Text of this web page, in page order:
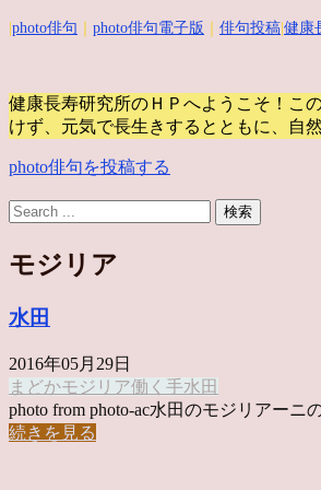
photo俳句 photo俳句電子版 俳句投稿 健康
健康長寿研究所のＨＰへようこそ！こ
けず、元気で長生きするとともに、自
photo俳句を投稿する
モジリア
水田
2016年05月29日
まどかモジリア働く手水田
photo from photo-ac水田のモジリアーニ
続きを見る